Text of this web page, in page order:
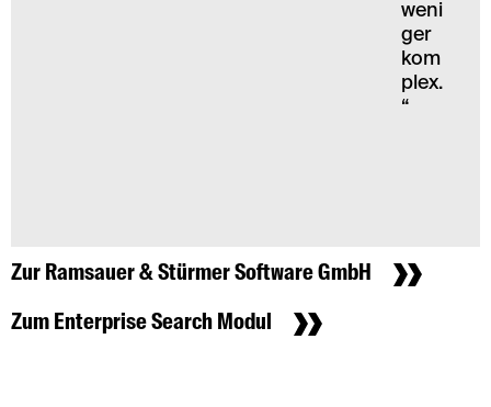
weni
ger
kom
plex.
“
Zur Ramsauer & Stürmer Software GmbH
Zum Enterprise Search Modul